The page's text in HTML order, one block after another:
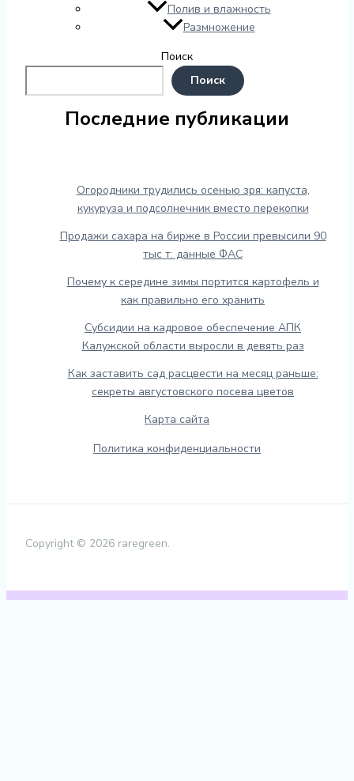
Полив и влажность
Размножение
Поиск
Поиск
Последние публикации
Огородники трудились осенью зря: капуста,
кукуруза и подсолнечник вместо перекопки
Продажи сахара на бирже в России превысили 90
тыс т: данные ФАС
Почему к середине зимы портится картофель и
как правильно его хранить
Субсидии на кадровое обеспечение АПК
Калужской области выросли в девять раз
Как заставить сад расцвести на месяц раньше:
секреты августовского посева цветов
Карта сайта
Политика конфиденциальности
Copyright © 2026 raregreen.